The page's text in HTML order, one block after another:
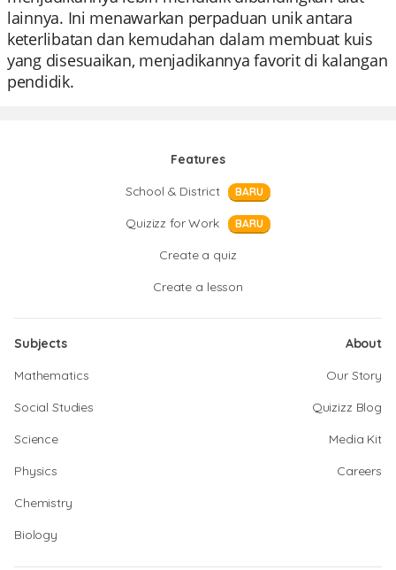
lainnya. Ini menawarkan perpaduan unik antara
keterlibatan dan kemudahan dalam membuat kuis
yang disesuaikan, menjadikannya favorit di kalangan
pendidik.
Features
School & District
BARU
Quizizz for Work BARU
Create a quiz
Create a lesson
Subjects
Mathematics
Social Studies
Science
Physics
Chemistry
Biology
About
Our Story
Quizizz Blog
Media Kit
Careers